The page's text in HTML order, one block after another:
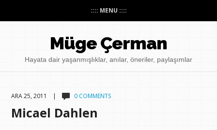
:::: MENU ::::
Müge Çerman
Hayata dair yaşanmışlıklar, anılar, öneriler, paylaşımlar
ARA 25, 2011 | 0 COMMENTS
Micael Dahlen